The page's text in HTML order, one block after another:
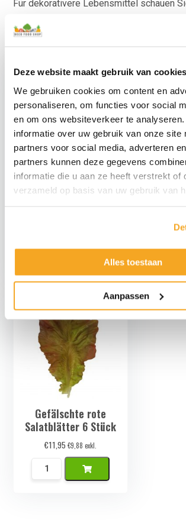
Deze website maakt gebruik van cookies
We gebruiken cookies om content en
personaliseren, om functies voor social
en om ons websiteverkeer te
informatie over uw gebruik van onze site
partners voor social media, adverteren
partners kunnen deze gegevens
informatie die u aan ze heeft verstrekt of
verzameld op basis van uw gebruik van
Alles toestaan
Aanpassen
Für dekorativere Lebensmittel schauen
Eieren
Inktvis
Set
Menge
Gefälschte rote
Salatblätter 6 Stück
€11,95 €9,88 exkl.
Namaak